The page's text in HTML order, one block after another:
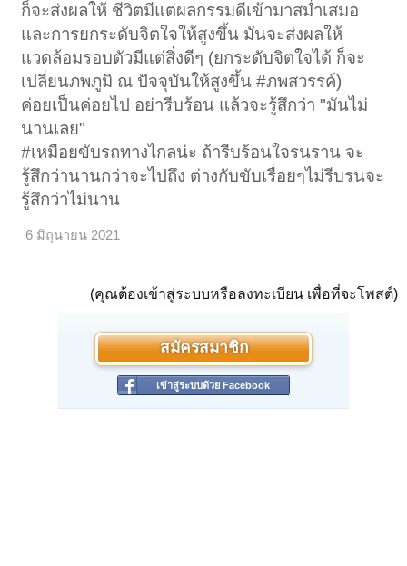
ก็จะส่งผลให้ ชีวิตมีแต่ผลกรรมดีเข้ามาสม่ำเสมอ
และการยกระดับจิตใจให้สูงขึ้น มันจะส่งผลให้
แวดล้อมรอบตัวมีแต่สิ่งดีๆ (ยกระดับจิตใจได้ ก็จะ
เปลี่ยนภพภูมิ ณ ปัจจุบันให้สูงขึ้น #ภพสวรรค์)
ค่อยเป็นค่อยไป อย่ารีบร้อน แล้วจะรู้สึกว่า "มันไม่
นานเลย"
#เหมือยขับรถทางไกลน่ะ ถ้ารีบร้อนใจรนราน จะ
รู้สึกว่านานกว่าจะไปถึง ต่างกับขับเรื่อยๆไม่รีบรนจะ
รู้สึกว่าไม่นาน
6 มิถุนายน 2021
(คุณต้องเข้าสู่ระบบหรือลงทะเบียน เพื่อที่จะโพสต์)
สมัครสมาชิก
เข้าสู่ระบบด้วย Facebook